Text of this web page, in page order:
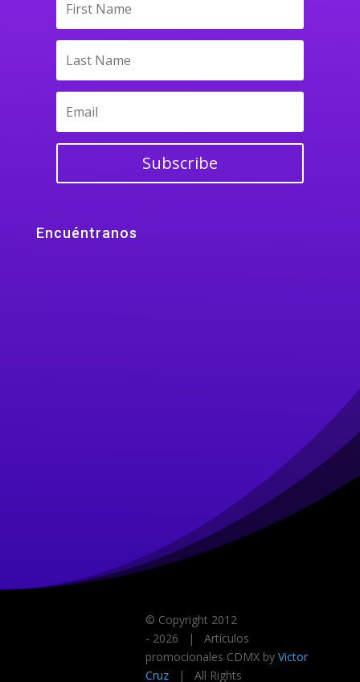
Subscribe
Encuéntranos
© Copyright 2012
- 2026 | Artículos
promocionales CDMX by Victor
Cruz| All Rights